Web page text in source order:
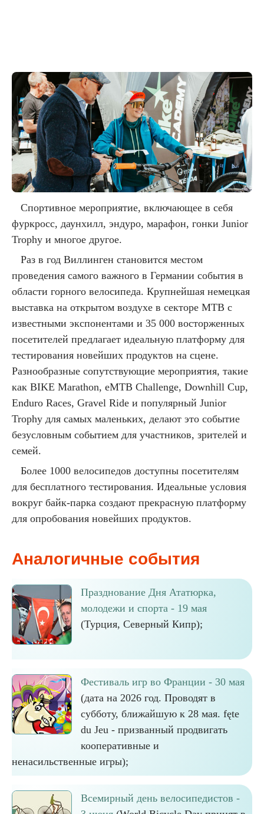
Спортивное мероприятие, включающее в себя
фуркросс, даунхилл, эндуро, марафон, гонки Junior
Trophy и многое другое.
Раз в год Виллинген становится местом
проведения самого важного в Германии события в
области горного велосипеда. Крупнейшая немецкая
выставка на открытом воздухе в секторе MTB с
известными экспонентами и 35 000 восторженных
посетителей предлагает идеальную платформу для
тестирования новейших продуктов на сцене.
Разнообразные сопутствующие мероприятия, такие
как BIKE Marathon, eMTB Challenge, Downhill Cup,
Enduro Races, Gravel Ride и популярный Junior
Trophy для самых маленьких, делают это событие
безусловным событием для участников, зрителей и
семей.
Более 1000 велосипедов доступны посетителям
для бесплатного тестирования. Идеальные условия
вокруг байк-парка создают прекрасную платформу
для опробования новейших продуктов.
Аналогичные события
Празднование Дня Ататюрка,
молодежи и спорта - 19 мая
(Турция, Северный Кипр);
Фестиваль игр во Франции - 30 мая
(дата на 2026 год. Проводят в
субботу, ближайшую к 28 мая. fęte
du Jeu - призванный продвигать
кооперативные и
ненасильственные игры);
Всемирный день велосипедистов -